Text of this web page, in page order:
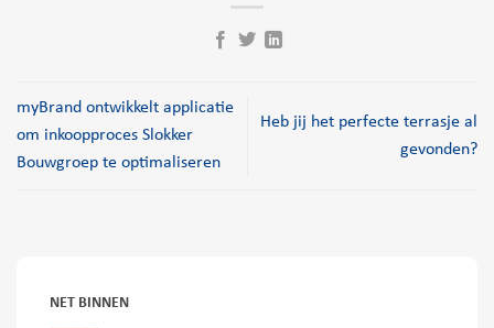
myBrand ontwikkelt applicatie
om inkoopproces Slokker
Bouwgroep te optimaliseren
Heb jij het perfecte terrasje al
gevonden?
NET BINNEN